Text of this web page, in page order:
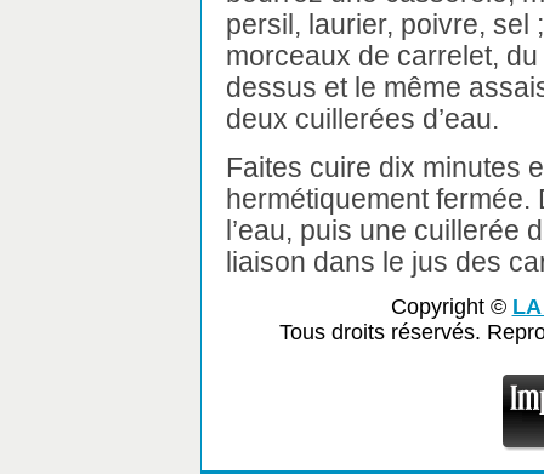
persil, laurier, poivre, sel
morceaux de carrelet,
dessus et le même
deux cuillerées d’eau.
Faites cuire dix minutes
hermétiquement
l’eau, puis une cuillerée
liaison dans le jus des
Copyright ©
Tous droits réservés.